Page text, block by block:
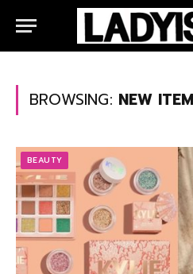
BROWSING: NEW ITEM
BEAUTY